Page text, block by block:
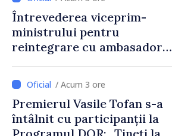
reprezentanta rezidentă a
PNUD în Republica Moldova,
Daniela Gasparikova
Întrevederea viceprim-
ministrului pentru
reintegrare cu ambasadorul
Moldova
/ Acum 3 ore
Premierul Vasile Tofan s-a
întâlnit cu participanții la